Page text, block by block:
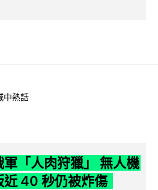
中熱話
「人肉狩獵」 無人機
近 40 秒仍被炸傷